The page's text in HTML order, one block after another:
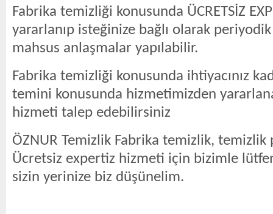
Fabrika temizliği konusunda ÜCRETSİZ
yararlanıp isteğinize bağlı olarak
mahsus anlaşmalar yapılabilir.
Fabrika temizliği konusunda ihtiyacınız
temini konusunda hizmetimizden
hizmeti talep edebilirsiniz
ÖZNUR Temizlik Fabrika temizlik,
Ücretsiz expertiz hizmeti için bizimle
sizin yerinize biz düşünelim.